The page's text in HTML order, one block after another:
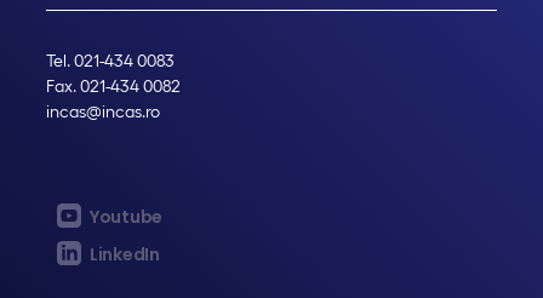
Tel. 021-434 0083
Fax. 021-434 0082
incas@incas.ro
Youtube
LinkedIn